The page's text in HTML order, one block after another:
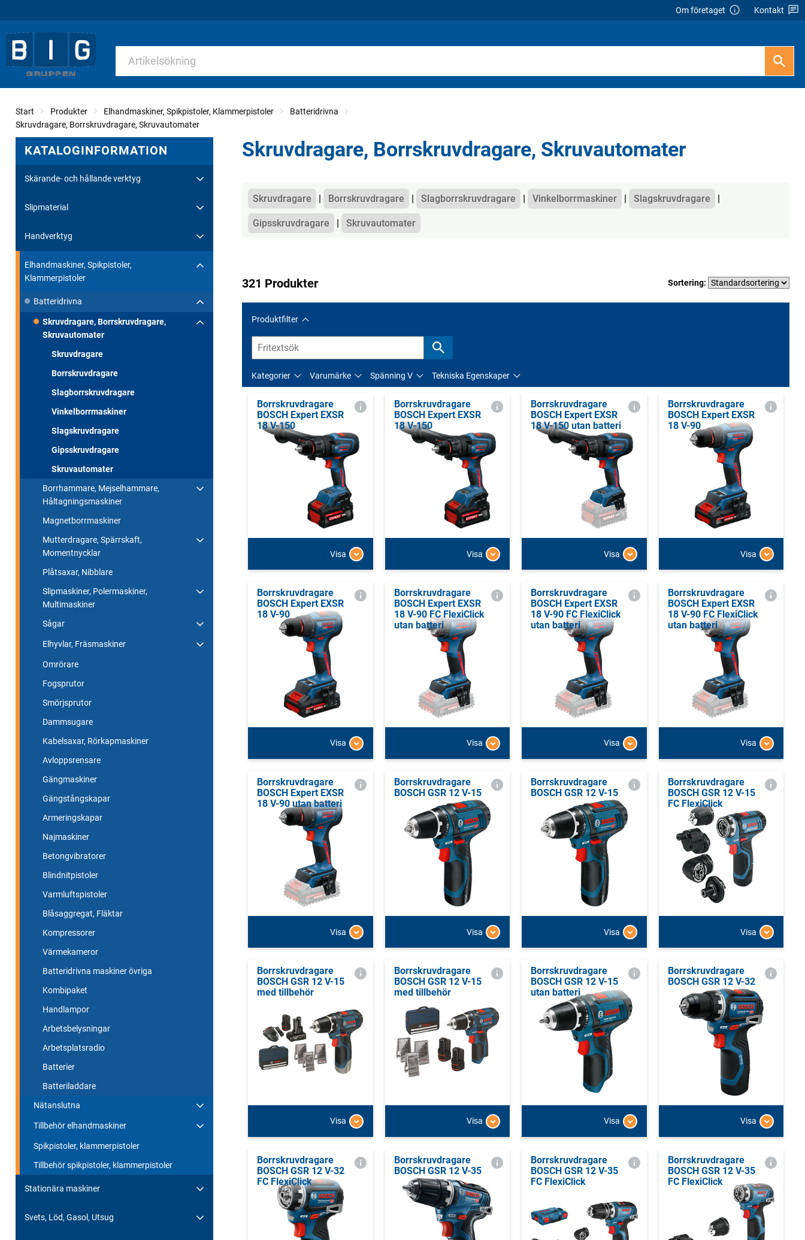
Om företaget Kontakt
Start Produkter Elhandmaskiner, Spikpistoler, Klammerpistoler
Batteridrivna
Skruvdragare, Borrskruvdragare, Skruvautomater
KATALOGINFORMATION
Skärande- och hållande verktyg
Slipmaterial
Handverktyg
Elhandmaskiner, Spikpistoler,
Klammerpistoler
Batteridrivna
Skruvdragare, Borrskruvdragare,
Skruvautomater
Skruvdragare
Borrskruvdragare
Slagborrskruvdragare
Vinkelborrmaskiner
Slagskruvdragare
Gipsskruvdragare
Skruvautomater
Borrhammare, Mejselhammare,
Håltagningsmaskiner
Magnetborrmaskiner
Mutterdragare, Spärrskaft,
Momentnycklar
Plåtsaxar, Nibblare
Slipmaskiner, Polermaskiner,
Multimaskiner
Sågar
Elhyvlar, Fräsmaskiner
Omrörare
Fogsprutor
Smörjsprutor
Dammsugare
Kabelsaxar, Rörkapmaskiner
Avloppsrensare
Gängmaskiner
Gängstångskapar
Armeringskapar
Najmaskiner
Betongvibratorer
Blindnitpistoler
Varmluftspistoler
Blåsaggregat, Fläktar
Kompressorer
Värmekameror
Batteridrivna maskiner övriga
Kombipaket
Handlampor
Arbetsbelysningar
Arbetsplatsradio
Batterier
Batteriladdare
Nätanslutna
Tillbehör elhandmaskiner
Spikpistoler, klammerpistoler
Tillbehör spikpistoler, klammerpistoler
Stationära maskiner
Svets, Löd, Gasol, Utsug
Skruvdragare, Borrskruvdragare, Skruvautomater
Kategorier
Skruvdragare Borrskruvdragare Slagborrskruvdragare Vinkelborrmaskiner Slagskruvdragare
Gipsskruvdragare Skruvautomater
321 Produkter Sortering:
Produktfilter
Kategorier Varumärke Spänning V Tekniska Egenskaper
Borrskruvdragare
BOSCH Expert EXSR
18 V-150
Visa
Borrskruvdragare
BOSCH Expert EXSR
18 V-150
Visa
Borrskruvdragare
BOSCH Expert EXSR
18 V-150 utan batteri
Visa
Borrskruvdragare
BOSCH Expert EXSR
18 V-90
Visa
Borrskruvdragare
BOSCH Expert EXSR
18 V-90
Visa
Borrskruvdragare
BOSCH Expert EXSR
18 V-90 FC FlexiClick
utan batteri
Visa
Borrskruvdragare
BOSCH Expert EXSR
18 V-90 FC FlexiClick
utan batteri
Visa
Borrskruvdragare
BOSCH Expert EXSR
18 V-90 FC FlexiClick
utan batteri
Visa
Borrskruvdragare
BOSCH Expert EXSR
18 V-90 utan batteri
Visa
Borrskruvdragare
BOSCH GSR 12 V-15
Visa
Borrskruvdragare
BOSCH GSR 12 V-15
Visa
Borrskruvdragare
BOSCH GSR 12 V-15
FC FlexiClick
Visa
Borrskruvdragare
BOSCH GSR 12 V-15
med tillbehör
Visa
Borrskruvdragare
BOSCH GSR 12 V-15
med tillbehör
Visa
Borrskruvdragare
BOSCH GSR 12 V-15
utan batteri
Visa
Borrskruvdragare
BOSCH GSR 12 V-32
Visa
Borrskruvdragare
BOSCH GSR 12 V-32
FC FlexiClick
Borrskruvdragare
BOSCH GSR 12 V-35
Borrskruvdragare
BOSCH GSR 12 V-35
FC FlexiClick
Borrskruvdragare
BOSCH GSR 12 V-35
FC FlexiClick